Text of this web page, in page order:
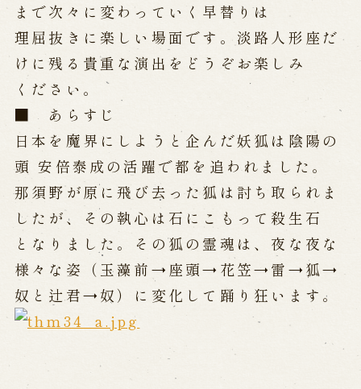
まで次々に変わっていく早替りは
理屈抜きに楽しい場面です。淡路人形座だ
けに残る貴重な演出をどうぞお楽しみ
ください。
■ あらすじ
日本を魔界にしようと企んだ妖狐は陰陽の
頭 安倍泰成の活躍で都を追われました。
那須野が原に飛び去った狐は討ち取られま
したが、その執心は石にこもって殺生石
となりました。その狐の霊魂は、夜な夜な
様々な姿（玉藻前→座頭→花笠→雷→狐→
奴と辻君→奴）に変化して踊り狂います。